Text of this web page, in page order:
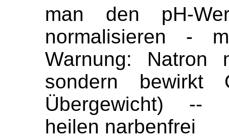
man den pH-
normalisieren -
Warnung: Natron
sondern bewirkt
Übergewicht) --
heilen narbenfrei